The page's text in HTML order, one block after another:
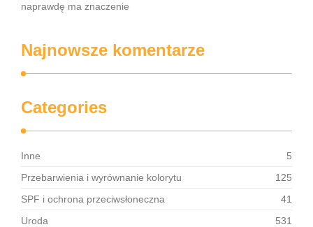
naprawdę ma znaczenie
Najnowsze komentarze
Categories
Inne
5
Przebarwienia i wyrównanie kolorytu
125
SPF i ochrona przeciwsłoneczna
41
Uroda
531